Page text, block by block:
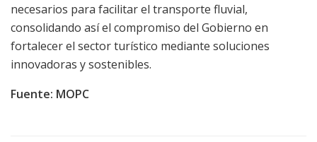
necesarios para facilitar el transporte fluvial,
consolidando así el compromiso del Gobierno en
fortalecer el sector turístico mediante soluciones
innovadoras y sostenibles.
Fuente: MOPC